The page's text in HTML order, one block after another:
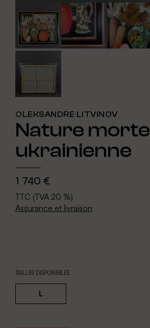
OLEKSANDRE LITVINOV
Nature morte
ukrainienne
1 740 €
TTC (TVA 20 %)
Assurance et livraison
TAILLES DISPONIBLES
L